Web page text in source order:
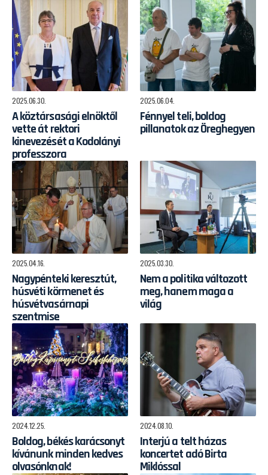
2025.06.30.
A köztársasági elnöktől
vette át rektori
kinevezését a Kodolányi
professzora
2025.06.04.
Fénnyel teli, boldog
pillanatok az Öreghegyen
2025.04.16.
Nagypénteki keresztút,
húsvéti körmenet és
húsvétvasárnapi
szentmise
2025.03.30.
Nem a politika változott
meg, hanem maga a
világ
2024.12.25.
Boldog, békés karácsonyt
kívánunk minden kedves
olvasónknak!
2024.08.10.
Interjú a telt házas
koncertet adó Birta
Miklóssal